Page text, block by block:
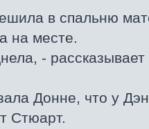
в спальню
на месте.
-
Донне, что у
Стюарт.